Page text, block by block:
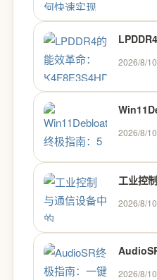
2026/8/
2026/8/
工业控
2026/8/
2026/8/